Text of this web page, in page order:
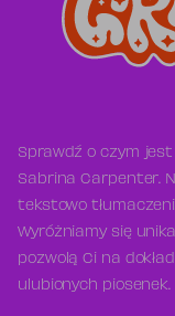
Sprawdź o czym
Sabrina Carpenter.
tekstowo
Wyróżniamy się
pozwolą Ci na
ulubionych piosenek.